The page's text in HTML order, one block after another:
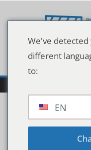
Inhalt
We've detected
different
to:
EN